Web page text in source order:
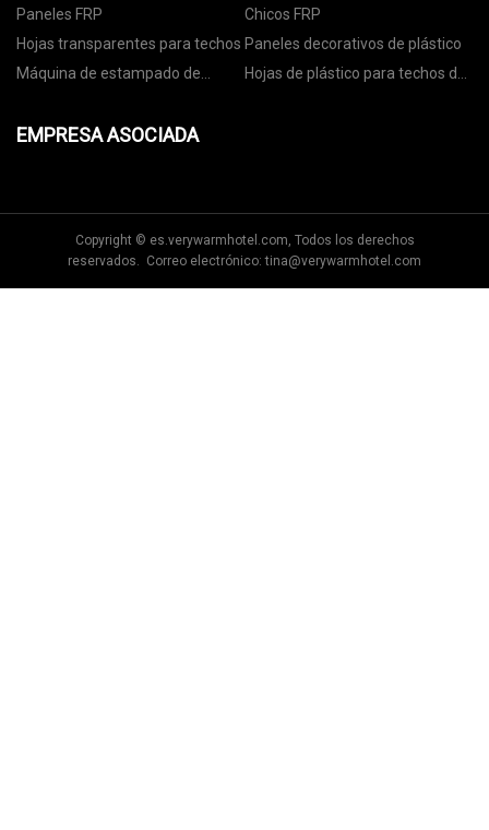
con fibra
Paneles FRP
Chicos FRP
Hojas transparentes para techos Paneles decorativos de plástico
Máquina de estampado de
Hojas de plástico para techos de
EMPRESA ASOCIADA
Copyright © es.verywarmhotel.com, Todos los derechos
reservados. Correo electrónico:tina@verywarmhotel.com